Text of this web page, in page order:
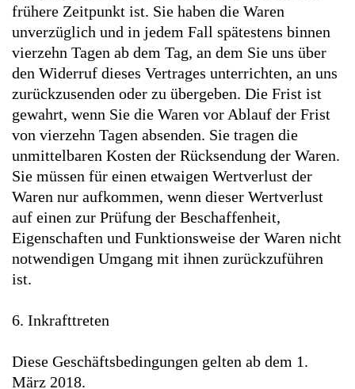
frühere Zeitpunkt ist. Sie haben die Waren
unverzüglich und in jedem Fall spätestens binnen
vierzehn Tagen ab dem Tag, an dem Sie uns über
den Widerruf dieses Vertrages unterrichten, an uns
zurückzusenden oder zu übergeben. Die Frist ist
gewahrt, wenn Sie die Waren vor Ablauf der Frist
von vierzehn Tagen absenden. Sie tragen die
unmittelbaren Kosten der Rücksendung der Waren.
Sie müssen für einen etwaigen Wertverlust der
Waren nur aufkommen, wenn dieser Wertverlust
auf einen zur Prüfung der Beschaffenheit,
Eigenschaften und Funktionsweise der Waren nicht
notwendigen Umgang mit ihnen zurückzuführen
ist.
6. Inkrafttreten
Diese Geschäftsbedingungen gelten ab dem 1.
März 2018.